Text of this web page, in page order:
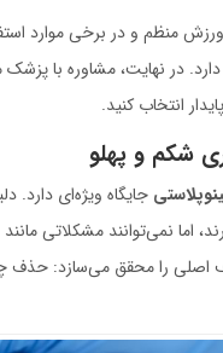
ورزش منظم و در برخی موارد
در نهایت، مشاوره با
انتخاب کنید.
شکم و پهلو
جایگاه ویژه‌ای
اما نمی‌توانند مشکلاتی
اصلی را محقق می‌سازد: حذف